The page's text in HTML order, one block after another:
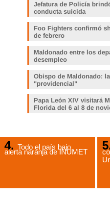
Jefatura de Policía
conducta suicida
Foo Fighters confirmó
de febrero
Maldonado entre los
desempleo
Obispo de Maldonado:
"providencial"
Papa León XIV visitará
Florida del 6 al 8 de
Todo el país bajo
alerta naranja de INUMET